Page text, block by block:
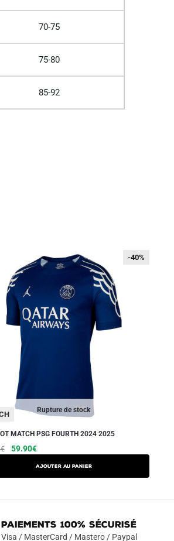
70-75
75-80
85-92
Rupture de stock
-40%
-40%
MATCH PSG FOURTH 2024 2025
€
Le
59.90€Le
AJOUTER AU PANIER
Ce
produit
a
Les
options
Paiements 100% Sécurisé
Visa / MasterCard / Mastero / Paypal